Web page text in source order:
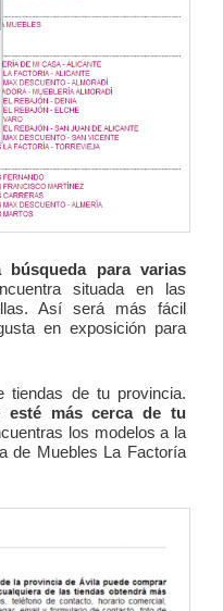
búsqueda para varias
situada en las
Así será más fácil
en exposición para
de tu provincia.
esté más cerca de tu
los modelos a la
de Muebles La Factoría